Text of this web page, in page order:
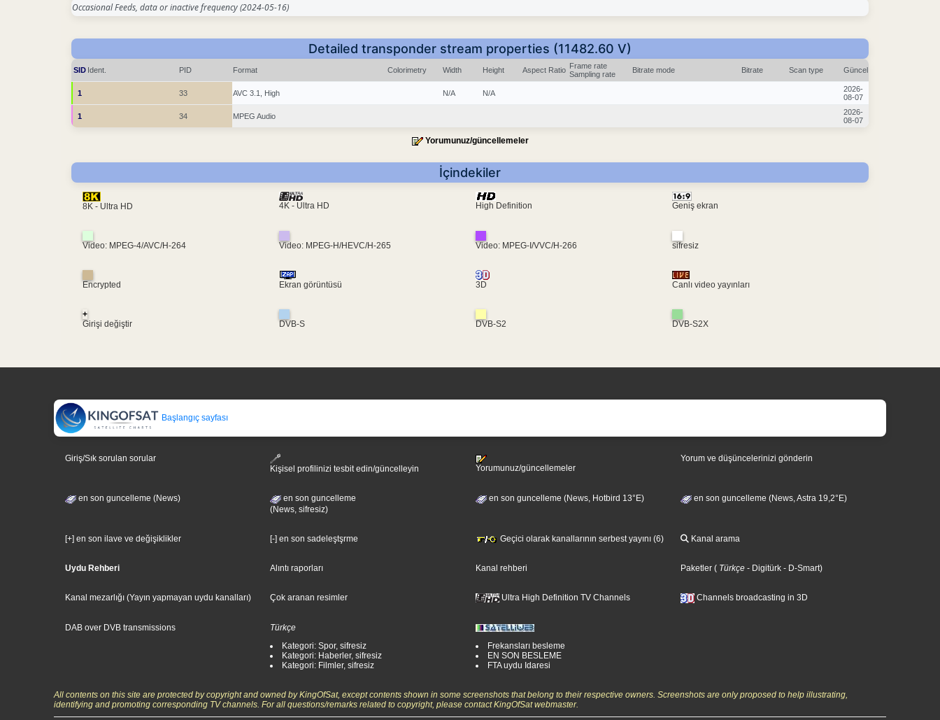
Occasional Feeds, data or inactive frequency(2024-05-16)
Detailed transponder stream properties (11482.60 V)
SID Ident. PID Format Colorimetry Width Height Aspect Ratio Frame rate
Sampling rate
Bitrate mode Bitrate Scan type Güncel
1 33 AVC 3.1, High N/A N/A
2026-
08-07
1 34 MPEG Audio
2026-
08-07
Yorumunuz/güncellemeler
İçindekiler
8K - Ultra HD 4K - Ultra HD High Definition Geniş ekran
Video: MPEG-4/AVC/H-264 Video: MPEG-H/HEVC/H-265 Video: MPEG-I/VVC/H-266 sifresiz
Encrypted Ekran görüntüsü 3D Canlı video yayınları
+
Girişi değiştir
DVB-S DVB-S2 DVB-S2X
Başlangıç sayfası
Giriş/Sık sorulan sorular
Kişisel profilinizi tesbit edin/güncelleyin
Yorumunuz/güncellemeler
Yorum ve düşüncelerinizi gönderin
en son guncelleme (News)
en son guncelleme
(News, sifresiz)
en son guncelleme (News, Hotbird 13°E) en son guncelleme (News, Astra 19,2°E)
[+] en son ilave ve değişiklikler [-] en son sadeleştşrme Geçici olarak kanallarının serbest yayını (6) Kanal arama
Uydu Rehberi Alıntı raporları Kanal rehberi Paketler ( Türkçe - Digitürk - D-Smart)
Kanal mezarlığı (Yayın yapmayan uydu kanalları) Çok aranan resimler Ultra High Definition TV Channels Channels broadcasting in 3D
DAB over DVB transmissions
Türkçe
Kategori: Spor, sifresiz
Kategori: Haberler, sifresiz
Kategori: Filmler, sifresiz
Frekansları besleme
EN SON BESLEME
FTA uydu Idaresi
All contents on this site are protected by copyright and owned by KingOfSat, except contents shown in some screenshots that belong to their respective owners. Screenshots are only proposed to help illustrating,
identifying and promoting corresponding TV channels. For all questions/remarks related to copyright, please contact KingOfSat webmaster.